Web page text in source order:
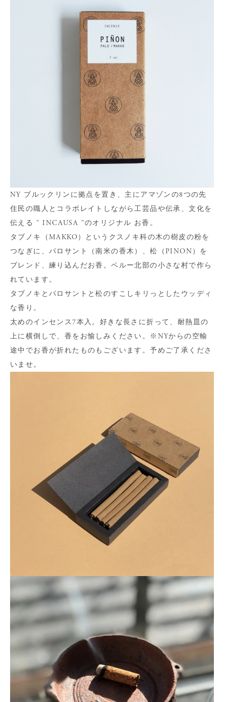
NY ブルックリンに拠点を置き、主にアマゾンの8つの先
住民の職人とコラボレイトしながら工芸品や伝承、文化を
伝える " INCAUSA "のオリジナル お香。
タブノキ（MAKKO）というクスノキ科の木の樹皮の粉を
つなぎに、パロサント（南米の香木）、松（PINON）を
ブレンド、練り込んだお香。ペルー北部の小さな村で作ら
れています。
タブノキとパロサントと松のすこしキリっとしたウッディ
な香り。
太めのインセンス7本入。好きな長さに折って、耐熱皿の
上に横倒しで、香をお愉しみください。※NYからの空輸
途中でお香が折れたものもございます。予めご了承くださ
いませ。